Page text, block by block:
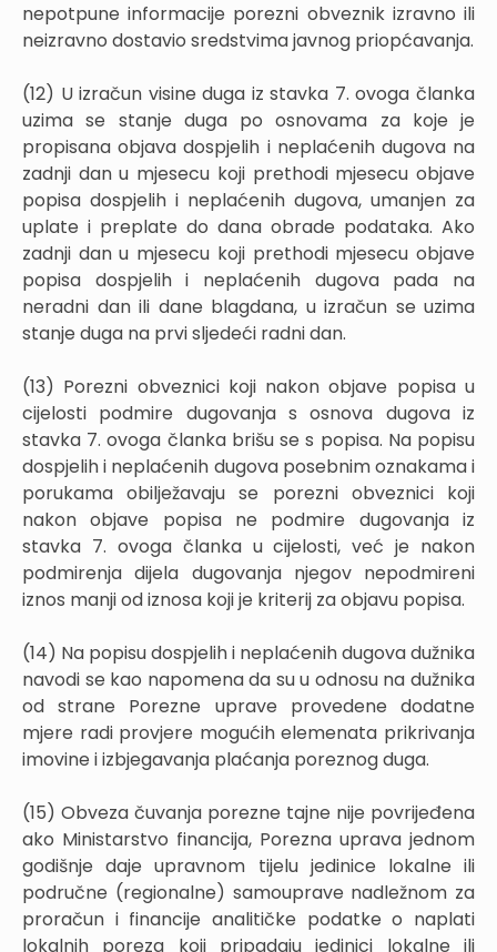
nepotpune informacije porezni obveznik izravno ili
neizravno dostavio sredstvima javnog priopćavanja.
(12) U izračun visine duga iz stavka 7. ovoga članka
uzima se stanje duga po osnovama za koje je
propisana objava dospjelih i neplaćenih dugova na
zadnji dan u mjesecu koji prethodi mjesecu objave
popisa dospjelih i neplaćenih dugova, umanjen za
uplate i preplate do dana obrade podataka. Ako
zadnji dan u mjesecu koji prethodi mjesecu objave
popisa dospjelih i neplaćenih dugova pada na
neradni dan ili dane blagdana, u izračun se uzima
stanje duga na prvi sljedeći radni dan.
(13) Porezni obveznici koji nakon objave popisa u
cijelosti podmire dugovanja s osnova dugova iz
stavka 7. ovoga članka brišu se s popisa. Na popisu
dospjelih i neplaćenih dugova posebnim oznakama i
porukama obilježavaju se porezni obveznici koji
nakon objave popisa ne podmire dugovanja iz
stavka 7. ovoga članka u cijelosti, već je nakon
podmirenja dijela dugovanja njegov nepodmireni
iznos manji od iznosa koji je kriterij za objavu popisa.
(14) Na popisu dospjelih i neplaćenih dugova dužnika
navodi se kao napomena da su u odnosu na dužnika
od strane Porezne uprave provedene dodatne
mjere radi provjere mogućih elemenata prikrivanja
imovine i izbjegavanja plaćanja poreznog duga.
(15) Obveza čuvanja porezne tajne nije povrijeđena
ako Ministarstvo financija, Porezna uprava jednom
godišnje daje upravnom tijelu jedinice lokalne ili
područne (regionalne) samouprave nadležnom za
proračun i financije analitičke podatke o naplati
lokalnih poreza koji pripadaju jedinici lokalne ili